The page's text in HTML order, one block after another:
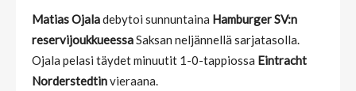
Matias Ojaladebytoi sunnuntaina Hamburger SV:n
reservijoukkueessaSaksan neljännellä sarjatasolla.
Ojala pelasi täydet minuutit 1-0-tappiossa Eintracht
Norderstedtinvieraana.